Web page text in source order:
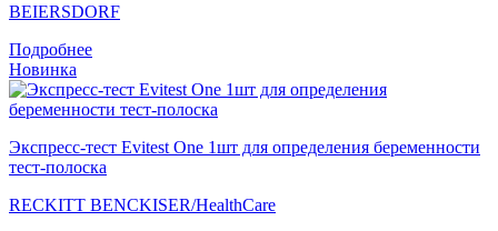
BEIERSDORF
Подробнее
Новинка
Экспресс-тест Evitest One 1шт для определения беременности
тест-полоска
RECKITT BENCKISER/НealthСare